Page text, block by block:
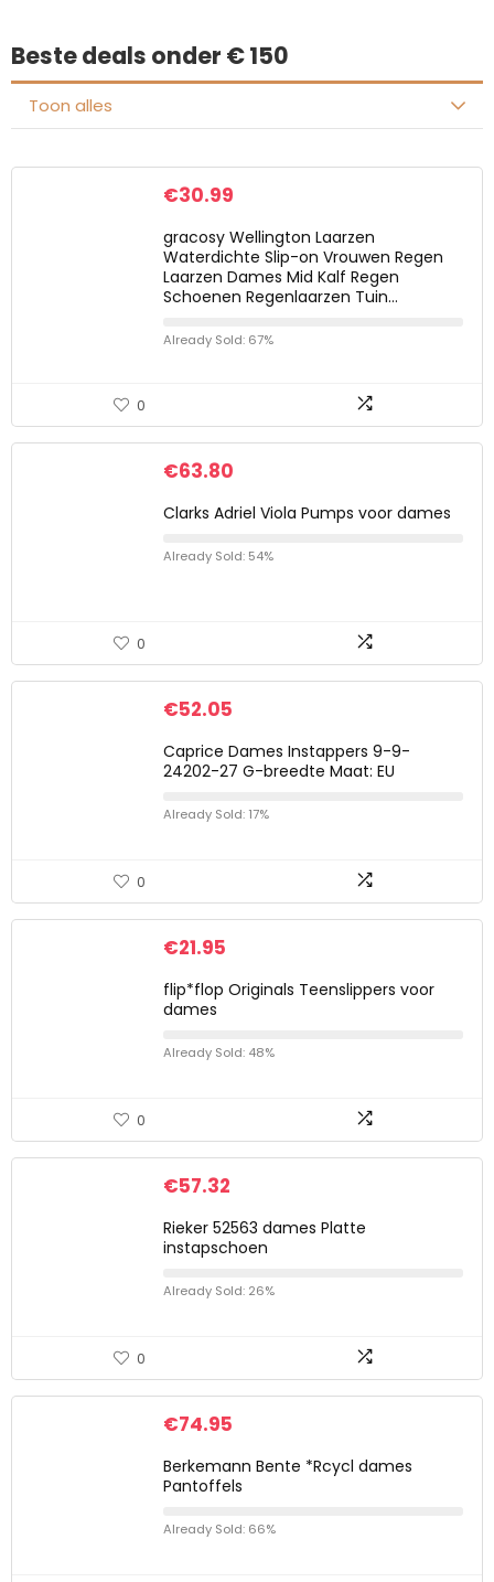
Beste deals onder € 150
Toon alles
€30.99
gracosy Wellington Laarzen
Waterdichte Slip-on Vrouwen Regen
Laarzen Dames Mid Kalf Regen
Schoenen Regenlaarzen Tuin…
Already Sold: 67%
0
€63.80
Clarks Adriel Viola Pumps voor dames
Already Sold: 54%
0
€52.05
Caprice Dames Instappers 9-9-
24202-27 G-breedte Maat: EU
Already Sold: 17%
0
€21.95
flip*flop Originals Teenslippers voor
dames
Already Sold: 48%
0
€57.32
Rieker 52563 dames Platte
instapschoen
Already Sold: 26%
0
€74.95
Berkemann Bente *Rcycl dames
Pantoffels
Already Sold: 66%